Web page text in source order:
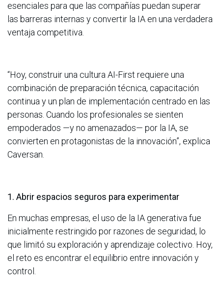
esenciales para que las compañías puedan superar
las barreras internas y convertir la IA en una verdadera
ventaja competitiva.
“Hoy, construir una cultura AI-First requiere una
combinación de preparación técnica, capacitación
continua y un plan de implementación centrado en las
personas. Cuando los profesionales se sienten
empoderados —y no amenazados— por la IA, se
convierten en protagonistas de la innovación”, explica
Caversan.
1. Abrir espacios seguros para experimentar
En muchas empresas, el uso de la IA generativa fue
inicialmente restringido por razones de seguridad, lo
que limitó su exploración y aprendizaje colectivo. Hoy,
el reto es encontrar el equilibrio entre innovación y
control.